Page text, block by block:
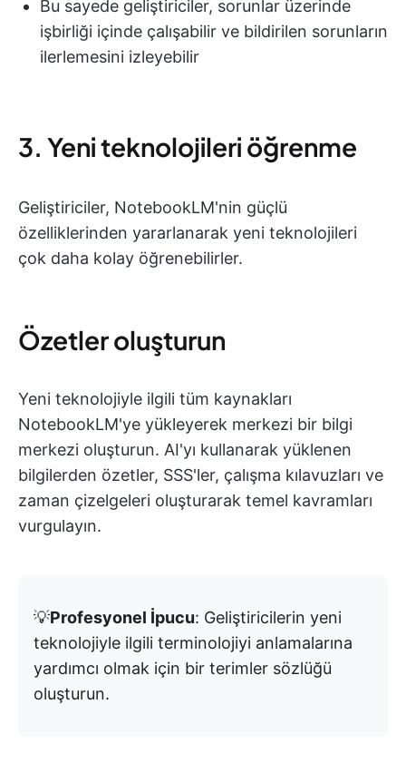
Bu sayede geliştiriciler, sorunlar üzerinde
işbirliği içinde çalışabilir ve bildirilen sorunların
ilerlemesini izleyebilir
3. Yeni teknolojileri öğrenme
Geliştiriciler, NotebookLM'nin güçlü
özelliklerinden yararlanarak yeni teknolojileri
çok daha kolay öğrenebilirler.
Özetler oluşturun
Yeni teknolojiyle ilgili tüm kaynakları
NotebookLM'ye yükleyerek merkezi bir bilgi
merkezi oluşturun. AI'yı kullanarak yüklenen
bilgilerden özetler, SSS'ler, çalışma kılavuzları ve
zaman çizelgeleri oluşturarak temel kavramları
vurgulayın.
💡Profesyonel İpucu: Geliştiricilerin yeni
teknolojiyle ilgili terminolojiyi anlamalarına
yardımcı olmak için bir terimler sözlüğü
oluşturun.